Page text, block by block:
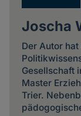
Joscha
Der Autor
Gesellschaft
Master
Trier.